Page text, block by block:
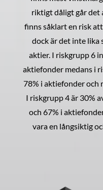
riktigt dåligt går det
finns såklart en risk
dock är det inte lika
aktier. I riskgrupp 6
aktiefonder medans i
78% i aktiefonder och
I riskgrupp 4 är 30%
och 67% i
vara en långsiktig